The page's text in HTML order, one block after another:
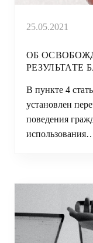
25.05.2021
ОБ
РЕЗУЛЬТАТЕ
В пункте 4
установлен
поведения